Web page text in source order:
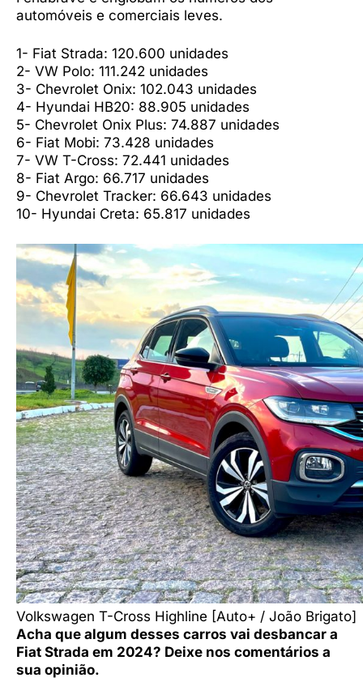
automóveis e comerciais leves.
1- Fiat Strada: 120.600 unidades
2- VW Polo: 111.242 unidades
3- Chevrolet Onix: 102.043 unidades
4- Hyundai HB20: 88.905 unidades
5- Chevrolet Onix Plus: 74.887 unidades
6- Fiat Mobi: 73.428 unidades
7- VW T-Cross: 72.441 unidades
8- Fiat Argo: 66.717 unidades
9- Chevrolet Tracker: 66.643 unidades
10- Hyundai Creta: 65.817 unidades
Volkswagen T-Cross Highline [Auto+ / João Brigato]
Acha que algum desses carros vai desbancar a
Fiat Strada em 2024? Deixe nos comentários a
sua opinião.